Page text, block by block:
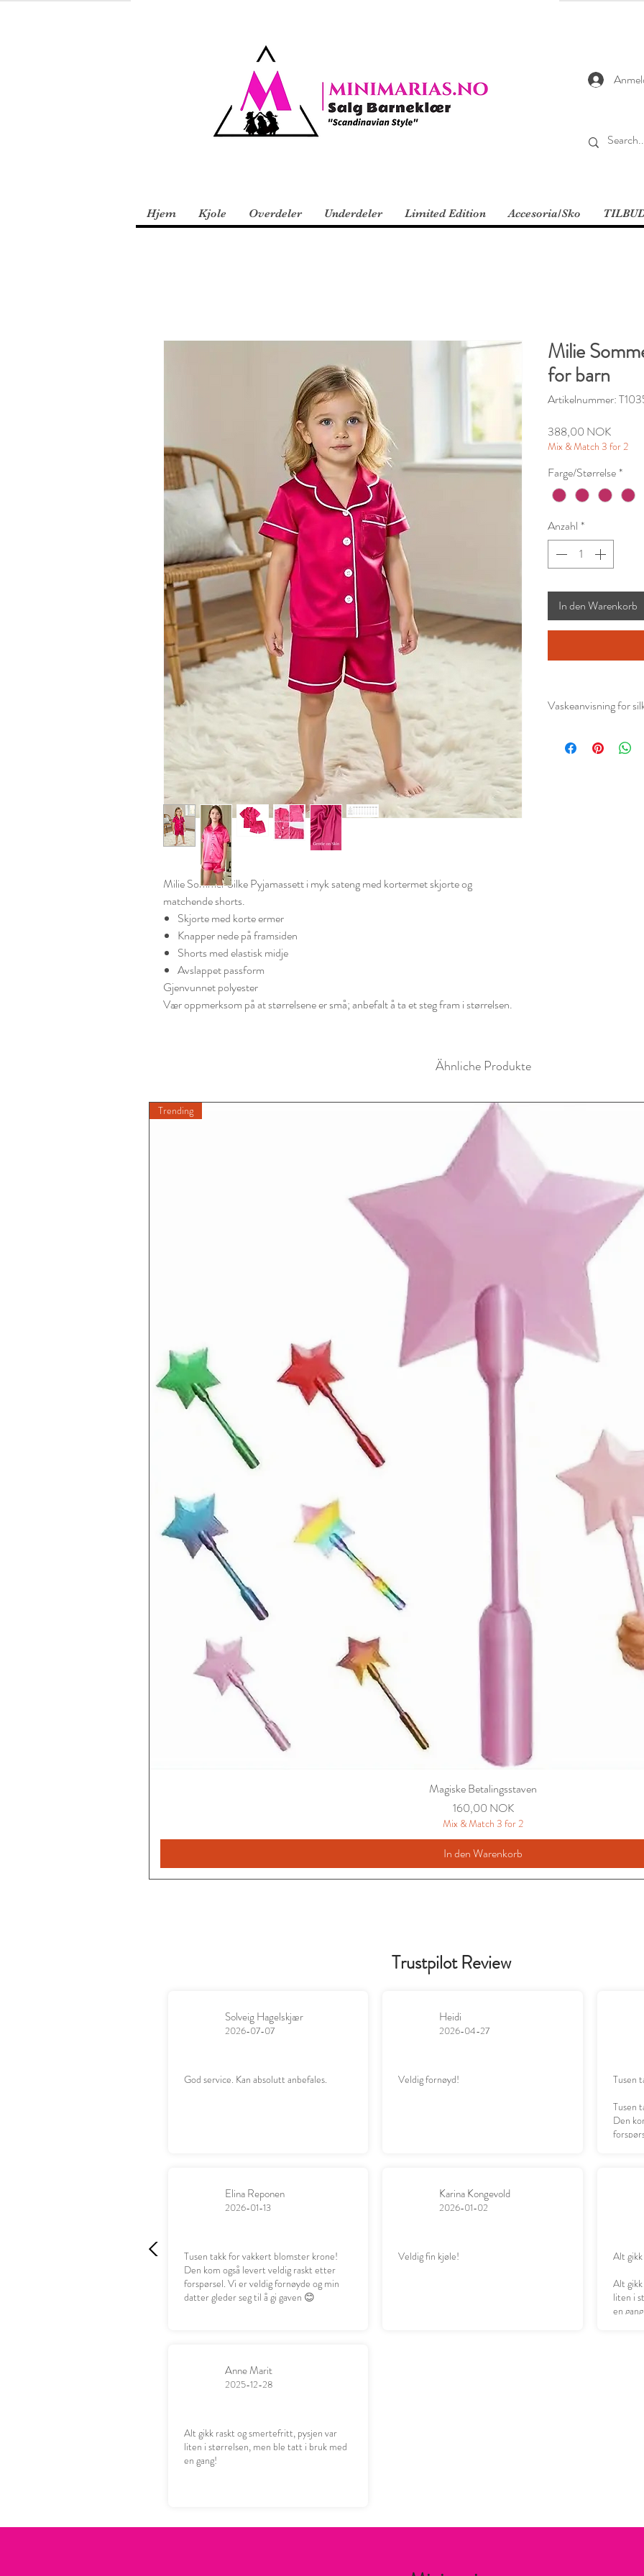
Hjem Kjole Overdeler Underdeler Limited Edition Accesoria/Sko
Milie Sommer Silke Pyjamassett i myk sateng med kortermet skjorte og
matchende shorts.
Skjorte med korte ermer
Knapper nede på framsiden
Shorts med elastisk midje
Avslappet passform
Gjenvunnet polyester
Vær oppmerksom på at størrelsene er små; anbefalt å ta et steg fram i størrelsen.
Milie
for barn
Artikelnummer:
388,00 NOKPreis
Mix & Match 3 for 2
Farge/Størrelse*
Anzahl *
In den Warenkorb
Vaskeanvisning for
Sjekk alltid
Ähnliche Produkte
Trending
Magiske Betalingsstaven
Preis
160,00 NOK
Mix & Match 3 for 2
In den Warenkorb
Trustpilot Review
Solveig Hagelskjær
2026-07-07
God service. Kan absolutt anbefales.
Heidi
2026-04-27
Veldig fornøyd!
Tusen
Tusen
Den
Elina Reponen
2026-01-13
Tusen takk for vakkert blomster krone!
Den kom også levert veldig raskt etter
forspørsel. Vi er veldig fornøyde og min
datter gleder seg til å gi gaven 😊
Karina Kongevold
2026-01-02
Veldig fin kjøle!
Alt
Alt
liten i
en
Anne Marit
2025-12-28
Alt gikk raskt og smertefritt, pysjen var
liten i størrelsen, men ble tatt i bruk med
en gang!